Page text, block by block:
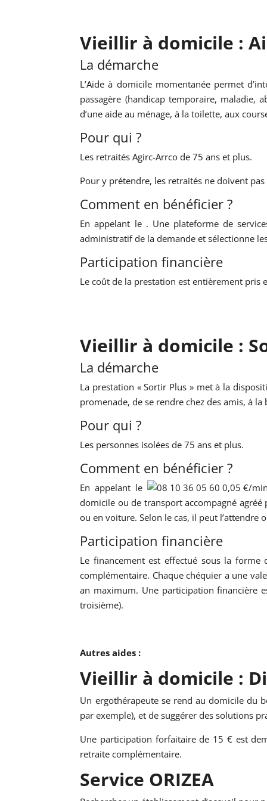
Vieillir à domicile :
La démarche
L’Aide à domicile momentanée permet
passagère (handicap temporaire, maladie,
d’une aide au ménage, à la toilette, aux
Pour qui ?
Les retraités Agirc-Arrco de 75 ans et plus.
Pour y prétendre, les retraités ne doivent
Comment en bénéficier ?
En appelant le . Une plateforme de
administratif de la demande et sélectionne
Participation financière
Le coût de la prestation est entièrement pris
Vieillir à domicile :
La démarche
La prestation « Sortir Plus » met à la
promenade, de se rendre chez des amis, à
Pour qui ?
Les personnes isolées de 75 ans et plus.
Comment en bénéficier ?
En appelant le
domicile ou de transport accompagné agréé
ou en voiture. Selon le cas, il peut l’attendre
Participation financière
Le financement est effectué sous la forme
complémentaire. Chaque chéquier a une
an maximum. Une participation financière
troisième).
Autres aides :
Vieillir à domicile :
Un ergothérapeute se rend au domicile du
par exemple), et de suggérer des solutions
Une participation forfaitaire de 15 € est
retraite complémentaire.
Service ORIZEA